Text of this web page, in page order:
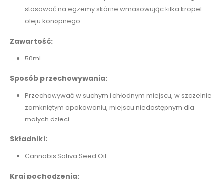
stosować na egzemy skórne wmasowując kilka kropel
oleju konopnego.
Zawartość:
50ml
Sposób przechowywania:
Przechowywać w suchym i chłodnym miejscu, w szczelnie
zamkniętym opakowaniu, miejscu niedostępnym dla
małych dzieci.
Składniki:
Cannabis Sativa Seed Oil
Kraj pochodzenia: